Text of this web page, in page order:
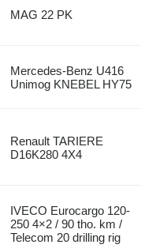
MAG 22 PK
Mercedes-Benz U416
Unimog KNEBEL HY75
Renault TARIERE
D16K280 4X4
IVECO Eurocargo 120-
250 4×2 / 90 tho. km /
Telecom 20 drilling rig